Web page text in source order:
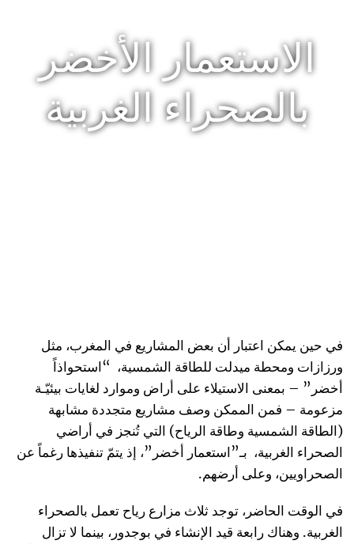
الاستعمار الأخضر
بالصحراء الغربية
في حين يمكن اعتبار أن بعض المشاريع في المغرب، مثل
ورزازات ومحطة ميدلت للطاقة الشمسية، “استحواذاً
أخضر” – بمعنى الاستيلاء على أراض وموارد لغايات بيئيّـة
مزعومة – فمن الممكن وصف مشاريع متجددة مشابهة
(الطاقة الشمسية وطاقة الرياح) التي تُنجز في أراضي
الصحراء الغربية، بـ”استعمار أخضر”، إذ يتمّ تنفيذها رغماً عن
الصحراويين، وعلى أرضهم.
في الوقت الحاضر، توجد ثلاث مزارع رياح تعمل بالصحراء
الغربية. وهناك رابعة قيد الإنشاء في بوجدور، بينما لا تزال